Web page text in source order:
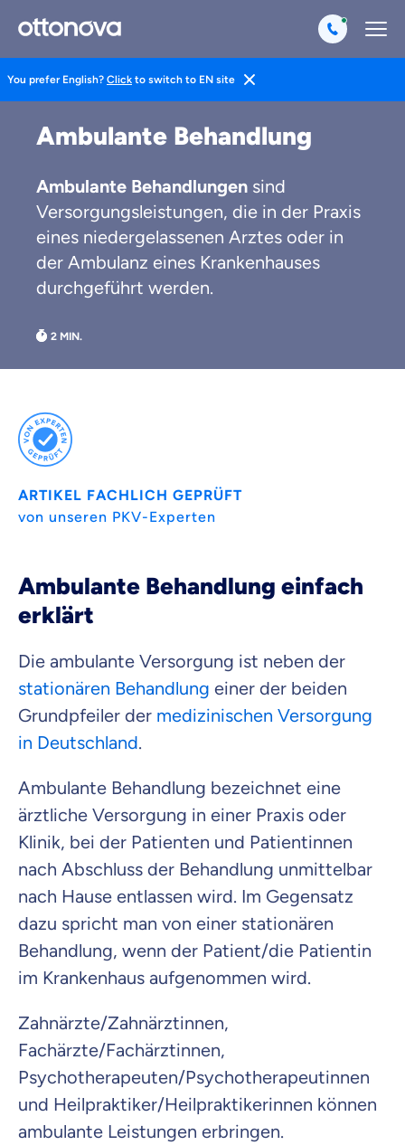
You prefer English? Click to switch to EN site
Pkv Erklärt
Ambulante Behandlung
Ambulante Behandlungen sind
Versorgungsleistungen, die in der Praxis
eines niedergelassenen Arztes oder in
der Ambulanz eines Krankenhauses
durchgeführt werden.
ARTIKEL FACHLICH GEPRÜFT
von unseren PKV-Experten
Ambulante Behandlung einfach
erklärt
Die ambulante Versorgung ist neben der
stationären Behandlung einer der beiden
Grundpfeiler der medizinischen Versorgung
in Deutschland.
Ambulante Behandlung bezeichnet eine
ärztliche Versorgung in einer Praxis oder
Klinik, bei der Patienten und Patientinnen
nach Abschluss der Behandlung unmittelbar
nach Hause entlassen wird. Im Gegensatz
dazu spricht man von einer stationären
Behandlung, wenn der Patient/die Patientin
im Krankenhaus aufgenommen wird.
Zahnärzte/Zahnärztinnen,
Fachärzte/Fachärztinnen,
Psychotherapeuten/Psychotherapeutinnen
und Heilpraktiker/Heilpraktikerinnen können
ambulante Leistungen erbringen.
Weil es uns wichtig ist, dass
du dich gut beraten fühlst.
Objektive und faire Beratung
Wir möchten, dass du dich aus Überzeugung für
uns entscheidest.
Wir helfen dir dabei Unterschiede in
Versicherungsprodukt wählen
Krankenvoll
Versicherung
Beamten
Versicherung
Versicherung
Krankenhaus
Versicherung
Mit dem Abschicken meiner Daten erkläre ich meine Einwilligung
Kontaktaufnahme durch ottonova.
Weiter zu deinen Informationen